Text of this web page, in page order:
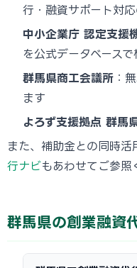
行・融資サポート対
中小企業庁 認定支援
を公式データベースで
群馬県商工会議所 ：
ます
よろず支援拠点 群馬
また、補助金との同時活
行ナビもあわせてご参照
群馬県の創業融資